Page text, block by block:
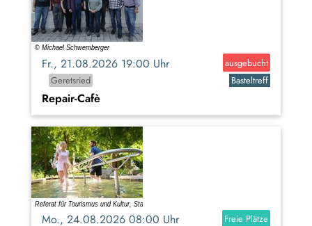
Fr., 21.08.2026 19:00 Uhr
ausgebucht
Geretsried
Basteltreff
Repair-Cafè
Mo., 24.08.2026 08:00 Uhr
Freie Plätze